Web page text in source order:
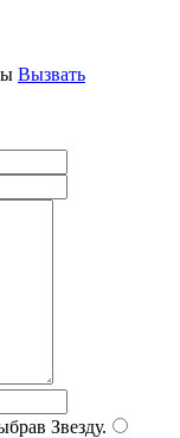
Вызвать
Звезду.